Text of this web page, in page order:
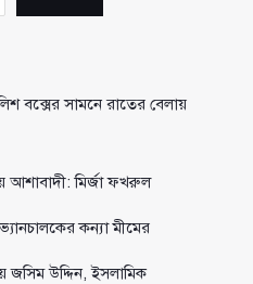
বক্সের সামনে রাতের বেলায়
আশাবাদী: মির্জা ফখরুল
কন্যা মীমের
জসিম উদ্দিন, ইসলামিক